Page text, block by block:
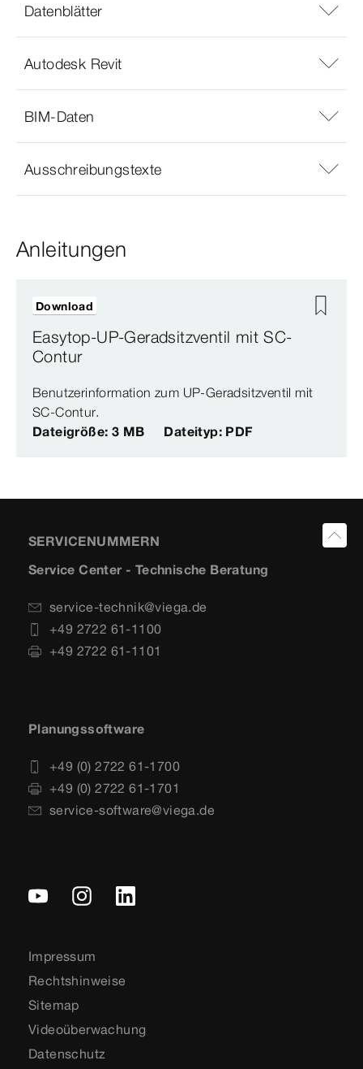
Datenblätter
Autodesk Revit
BIM-Daten
Ausschreibungstexte
Anleitungen
Easytop-UP-Geradsitzventil mit SC-
Contur
Benutzerinformation zum UP-Geradsitzventil mit
SC-Contur.
Dateigröße: 3 MB
Dateityp: PDF
Download
SERVICENUMMERN
Service Center - Technische Beratung
service-technik@viega.de
+49 2722 61-1100
+49 2722 61-1101
Planungssoftware
+49 (0) 2722 61-1700
+49 (0) 2722 61-1701
service-software@viega.de
Impressum
Rechtshinweise
Sitemap
Videoüberwachung
Datenschutz